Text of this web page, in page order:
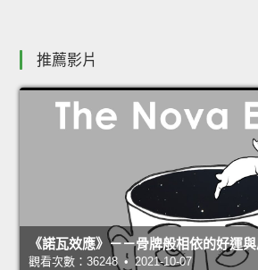
推薦影片
《諾瓦效應》－－骨牌般相依的好運
觀看次數：36248 • 2021-10-07